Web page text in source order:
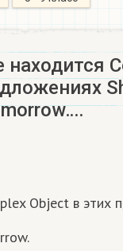
находится
Object в этих